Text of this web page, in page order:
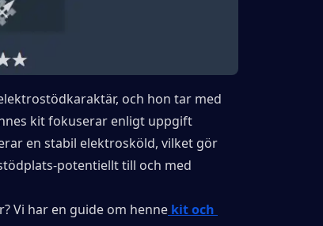
och hon tar med
kit fokuserar enligt uppgift
en stabil elektrosköld, vilket gör
potentiellt till och med
Vi har en guide om henne kit och